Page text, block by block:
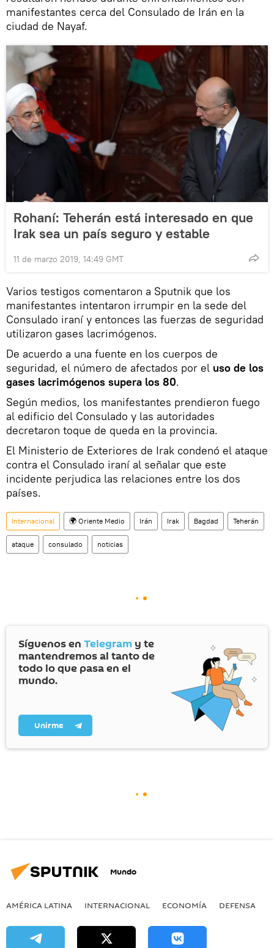
manifestantes cerca del Consulado de Irán en la
ciudad de Nayaf.
Rohaní: Teherán está interesado en que
Irak sea un país seguro y estable
11 de marzo 2019, 14:49 GMT
Varios testigos comentaron a Sputnik que los
manifestantes intentaron irrumpir en la sede del
Consulado iraní y entonces las fuerzas de seguridad
utilizaron gases lacrimógenos.
De acuerdo a una fuente en los cuerpos de
seguridad, el número de afectados por el uso de los
gases lacrimógenos supera los 80.
Según medios, los manifestantes prendieron fuego
al edificio del Consulado y las autoridades
decretaron toque de queda en la provincia.
El Ministerio de Exteriores de Irak condenó el ataque
contra el Consulado iraní al señalar que este
incidente perjudica las relaciones entre los dos
países.
Internacional 🌍 Oriente Medio Irán Irak Bagdad Teherán
ataque consulado noticias
Síguenos en Telegram y te
mantendremos al tanto de
todo lo que pasa en el
mundo.
Unirme
Mundo
AMÉRICA LATINA INTERNACIONAL ECONOMÍA DEFENSA